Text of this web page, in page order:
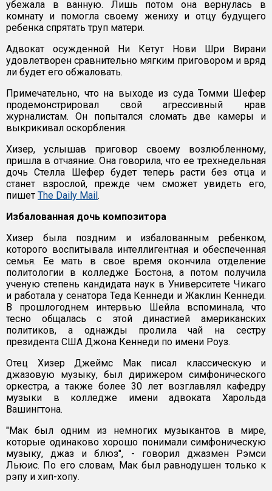
убежала в ванную. Лишь потом она вернулась в
комнату и помогла своему жениху и отцу будущего
ребенка спрятать труп матери.
Адвокат осужденной Ни Кетут Нови Шри Вирани
удовлетворен сравнительно мягким приговором и вряд
ли будет его обжаловать.
Примечательно, что на выходе из суда Томми Шефер
продемонстрировал свой агрессивный нрав
журналистам. Он попытался сломать две камеры и
выкрикивал оскорбления.
Хизер, услышав приговор своему возлюбленному,
пришла в отчаяние. Она говорила, что ее трехнедельная
дочь Стелла Шефер будет теперь расти без отца и
станет взрослой, прежде чем сможет увидеть его,
пишет The Daily Mail.
Избалованная дочь композитора
Хизер была поздним и избалованным ребенком,
которого воспитывала интеллигентная и обеспеченная
семья. Ее мать в свое время окончила отделение
политологии в колледже Бостона, а потом получила
ученую степень кандидата наук в Университете Чикаго
и работала у сенатора Теда Кеннеди и Жаклин Кеннеди.
В прошлогоднем интервью Шейла вспоминала, что
тесно общалась с этой династией американских
политиков, а однажды пролила чай на сестру
президента США Джона Кеннеди по имени Роуз.
Отец Хизер Джеймс Мак писал классическую и
джазовую музыку, был дирижером симфонического
оркестра, а также более 30 лет возглавлял кафедру
музыки в колледже имени адвоката Харольда
Вашингтона.
"Мак был одним из немногих музыкантов в мире,
которые одинаково хорошо понимали симфоническую
музыку, джаз и блюз", - говорил джазмен Рэмси
Льюис. По его словам, Мак был равнодушен только к
рэпу и хип-хопу.